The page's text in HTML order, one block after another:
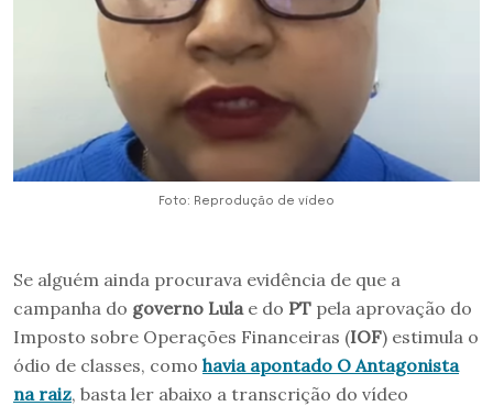
Foto: Reprodução de vídeo
Se alguém ainda procurava evidência de que a
campanha do governo Lula e do PT pela aprovação do
Imposto sobre Operações Financeiras (IOF) estimula o
ódio de classes, como havia apontado O Antagonista
na raiz, basta ler abaixo a transcrição do vídeo